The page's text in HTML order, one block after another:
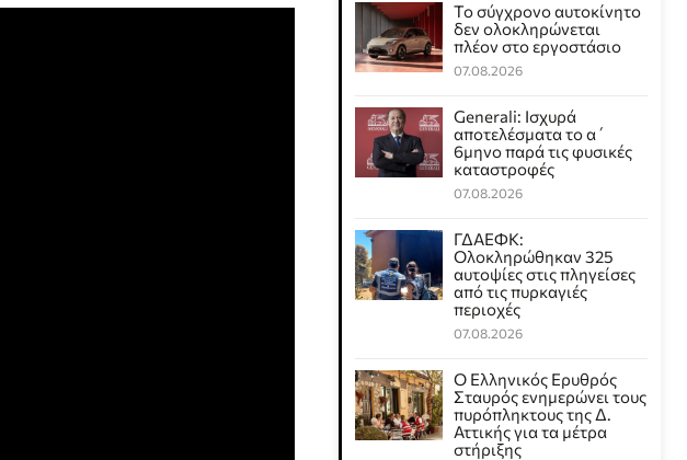
Το σύγχρονο αυτοκίνητο
δεν ολοκληρώνεται
πλέον στο εργοστάσιο
07.08.2026
Generali: Ισχυρά
αποτελέσματα το α΄
6μηνο παρά τις φυσικές
καταστροφές
07.08.2026
ΓΔΑΕΦΚ:
Ολοκληρώθηκαν 325
αυτοψίες στις πληγείσες
από τις πυρκαγιές
περιοχές
07.08.2026
Ο Ελληνικός Ερυθρός
Σταυρός ενημερώνει τους
πυρόπληκτους της Δ.
Αττικής για τα μέτρα
στήριξης